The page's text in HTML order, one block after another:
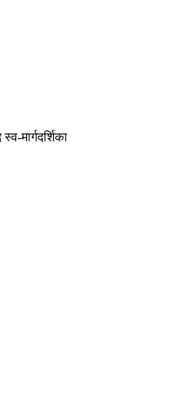
मार्गदर्शिका